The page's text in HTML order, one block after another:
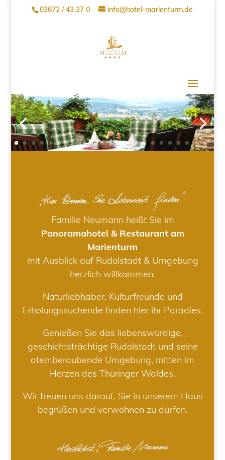
03672 / 43 27 0 info@hotel-marienturm.de
Familie Neumann heißt Sie im
Panoramahotel & Restaurant am
Marienturm
mit Ausblick auf Rudolstadt & Umgebung
herzlich willkommen.
Naturliebhaber, Kulturfreunde und
Erholungssuchende finden hier ihr Paradies.
Genießen Sie das liebenswürdige,
geschichtsträchtige Rudolstadt und seine
atemberaubende Umgebung, mitten im
Herzen des Thüringer Waldes.
Wir freuen uns darauf, Sie in unserem Haus
begrüßen und verwöhnen zu dürfen.